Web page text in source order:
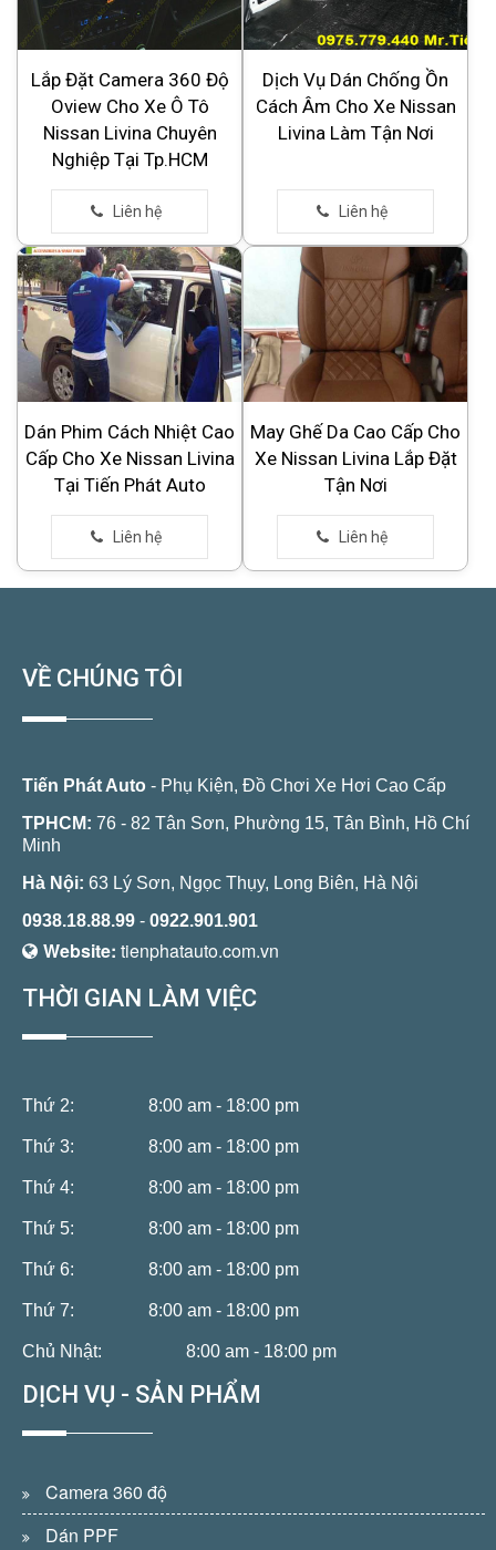
Lắp Đặt Camera 360 Độ
Oview Cho Xe Ô Tô
Nissan Livina Chuyên
Nghiệp Tại Tp.HCM
Dịch Vụ Dán Chống Ồn
Cách Âm Cho Xe Nissan
Livina Làm Tận Nơi
Dán Phim Cách Nhiệt Cao
Cấp Cho Xe Nissan Livina
Tại Tiến Phát Auto
May Ghế Da Cao Cấp Cho
Xe Nissan Livina Lắp Đặt
Tận Nơi
VỀ CHÚNG TÔI
Tiến Phát Auto - Phụ Kiện, Đồ Chơi Xe Hơi Cao Cấp
TPHCM: 76 - 82 Tân Sơn, Phường 15, Tân Bình, Hồ Chí
Minh
Hà Nội: 63 Lý Sơn, Ngọc Thụy, Long Biên, Hà Nội
0938.18.88.99 - 0922.901.901
Website: tienphatauto.com.vn
THỜI GIAN LÀM VIỆC
Thứ 2: 8:00 am - 18:00 pm
Thứ 3: 8:00 am - 18:00 pm
Thứ 4: 8:00 am - 18:00 pm
Thứ 5: 8:00 am - 18:00 pm
Thứ 6: 8:00 am - 18:00 pm
Thứ 7: 8:00 am - 18:00 pm
Chủ Nhật: 8:00 am - 18:00 pm
DỊCH VỤ - SẢN PHẨM
Camera 360 độ
Dán PPF